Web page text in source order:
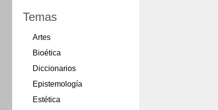
Temas
Artes
Bioética
Diccionarios
Epistemología
Estética